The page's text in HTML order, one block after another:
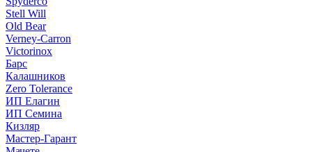
Stell Will
Old Bear
Verney-Carron
Victorinox
Барс
Калашников
Zero Tolerance
ИП Елагин
ИП Семина
Кизляр
Мастер-Гарант